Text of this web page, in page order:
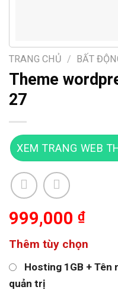
TRANG CHỦ / BẤT
Theme
27
XEM TRANG WEB
999,000 ₫
Thêm tùy chọn
Hosting 1GB + Tên
quản trị